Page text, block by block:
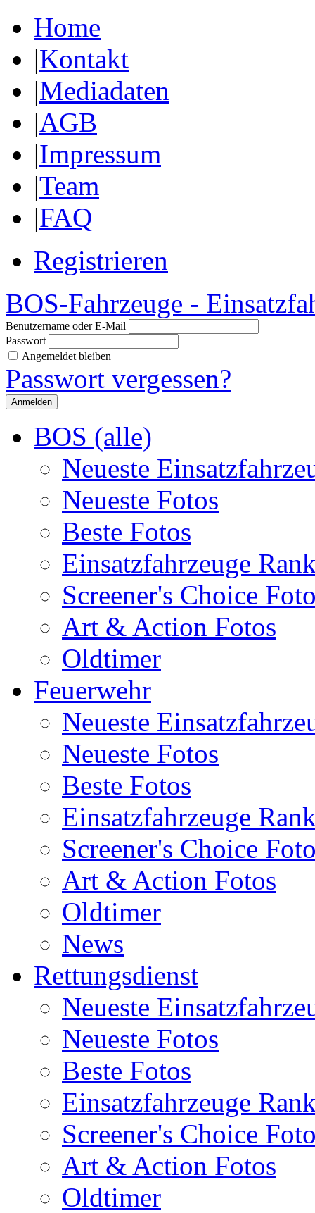
Home
|Kontakt
|Mediadaten
|AGB
|Impressum
|Team
|FAQ
Registrieren
BOS-Fahrzeuge -
Benutzername oder E-Mail
Passwort
Angemeldet bleiben
Passwort vergessen?
BOS (alle)
Neueste
Neueste Fotos
Beste Fotos
Einsatzfahrzeuge
Screener's Choice
Art & Action Fotos
Oldtimer
Feuerwehr
Neueste
Neueste Fotos
Beste Fotos
Einsatzfahrzeuge
Screener's Choice
Art & Action Fotos
Oldtimer
News
Rettungsdienst
Neueste
Neueste Fotos
Beste Fotos
Einsatzfahrzeuge
Screener's Choice
Art & Action Fotos
Oldtimer